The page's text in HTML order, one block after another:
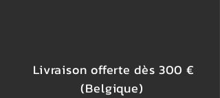
Livraison offerte dès 300 €
(Belgique)